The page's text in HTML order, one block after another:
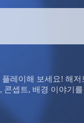
레이해 보세요! 해
셉트, 배경 이야기